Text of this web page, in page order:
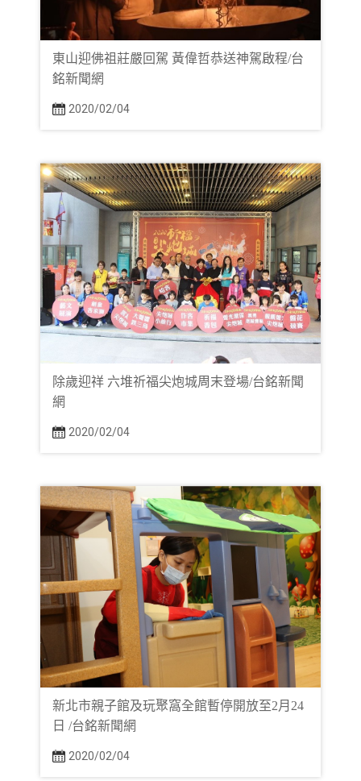
東山迎佛祖莊嚴回駕 黃偉哲恭送神駕啟程/台
銘新聞網
2020/02/04
除歲迎祥 六堆祈福尖炮城周末登場/台銘新聞
網
2020/02/04
新北市親子館及玩聚窩全館暫停開放至2月24
日 /台銘新聞網
2020/02/04